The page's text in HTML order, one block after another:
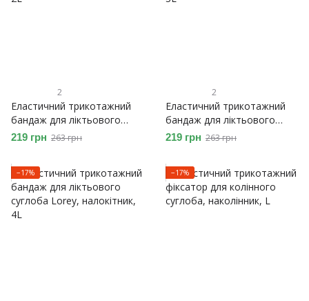
2
Еластичний трикотажний
бандаж для ліктьового
суглоба Lorey, налокітник
219 грн 263 грн
2
Еластичний трикотажний
бандаж для ліктьового
суглоба Lorey, налокітник
219 грн 263 грн
−17% −17%